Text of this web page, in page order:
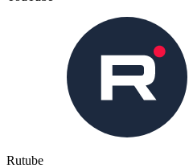
Rutube